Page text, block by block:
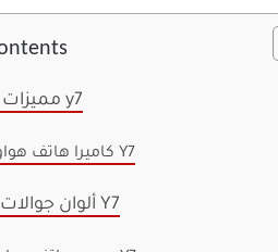
مميزات جوالات y7
كاميرا هاتف هواوي Y7
ألوان جوالات هواوي Y7